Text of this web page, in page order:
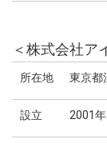
＜株式会社ア
所在地 東京都
設立 2001